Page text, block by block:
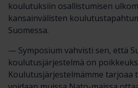
koulutuksiin osallistumisen
kansainvälisten
Suomessa.
— Symposium vahvisti sen, että
koulutusjärjestelmä on
Koulutusjärjestelmämme tarjoaa